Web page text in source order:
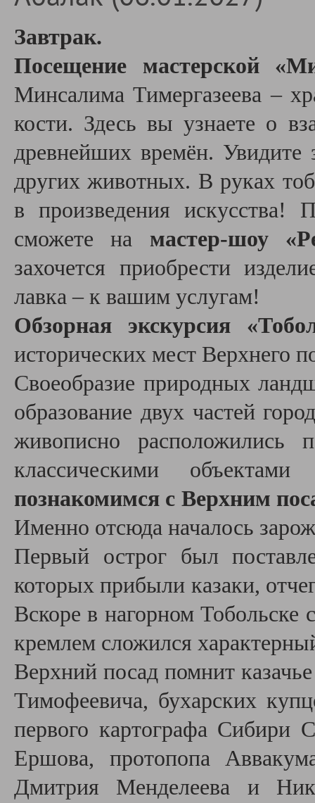
Завтрак.
Посещение мастерской
Минсалима Тимергазеева –
кости. Здесь вы узнаете о
древнейших времён.
других животных. В руках
в произведения искусства!
сможете на мастер-шоу
захочется приобрести
лавка – к вашим услугам!
Обзорная экскурсия
исторических мест Верхнего
Своеобразие природных
образование двух частей
живописно расположились
классическими
познакомимся с Верхним
Именно отсюда началось
Первый острог был
которых прибыли казаки,
Вскоре в нагорном
кремлем сложился
Верхний посад помнит
Тимофеевича, бухарских
первого картографа Сибири
Ершова, протопопа
Дмитрия Менделеева и